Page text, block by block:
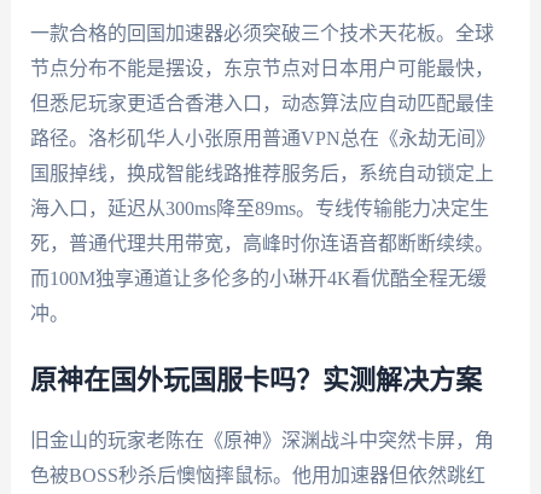
一款合格的回国加速器必须突破三个技术天花板。全球
节点分布不能是摆设，东京节点对日本用户可能最快，
但悉尼玩家更适合香港入口，动态算法应自动匹配最佳
路径。洛杉矶华人小张原用普通VPN总在《永劫无间》
国服掉线，换成智能线路推荐服务后，系统自动锁定上
海入口，延迟从300ms降至89ms。专线传输能力决定生
死，普通代理共用带宽，高峰时你连语音都断断续续。
而100M独享通道让多伦多的小琳开4K看优酷全程无缓
冲。
原神在国外玩国服卡吗？实测解决方案
旧金山的玩家老陈在《原神》深渊战斗中突然卡屏，角
色被BOSS秒杀后懊恼摔鼠标。他用加速器但依然跳红